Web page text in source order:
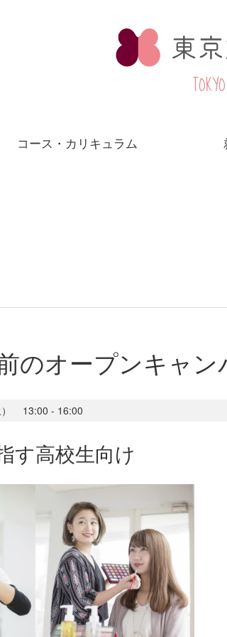
コース・カリキュラム
のオープンキャン
13:00 - 16:00
す高校生向け